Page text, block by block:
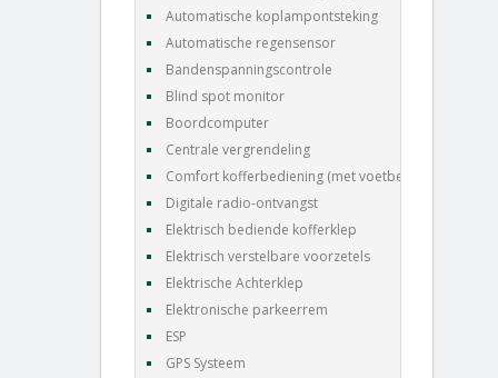
Automatische koplampontsteking
Automatische regensensor
Bandenspanningscontrole
Blind spot monitor
Boordcomputer
Centrale vergrendeling
Comfort kofferbediening (met voetbeweging)
Digitale radio-ontvangst
Elektrisch bediende kofferklep
Elektrisch verstelbare voorzetels
Elektrische Achterklep
Elektronische parkeerrem
ESP
GPS Systeem